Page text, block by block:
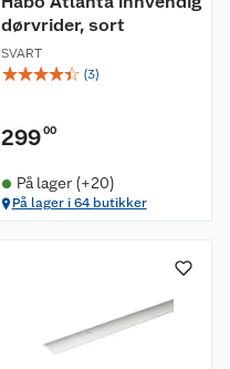
dørvrider, sort
SVART
☆☆☆☆☆ (3)
29900
På lager (+20)
På lager i 64 butikker